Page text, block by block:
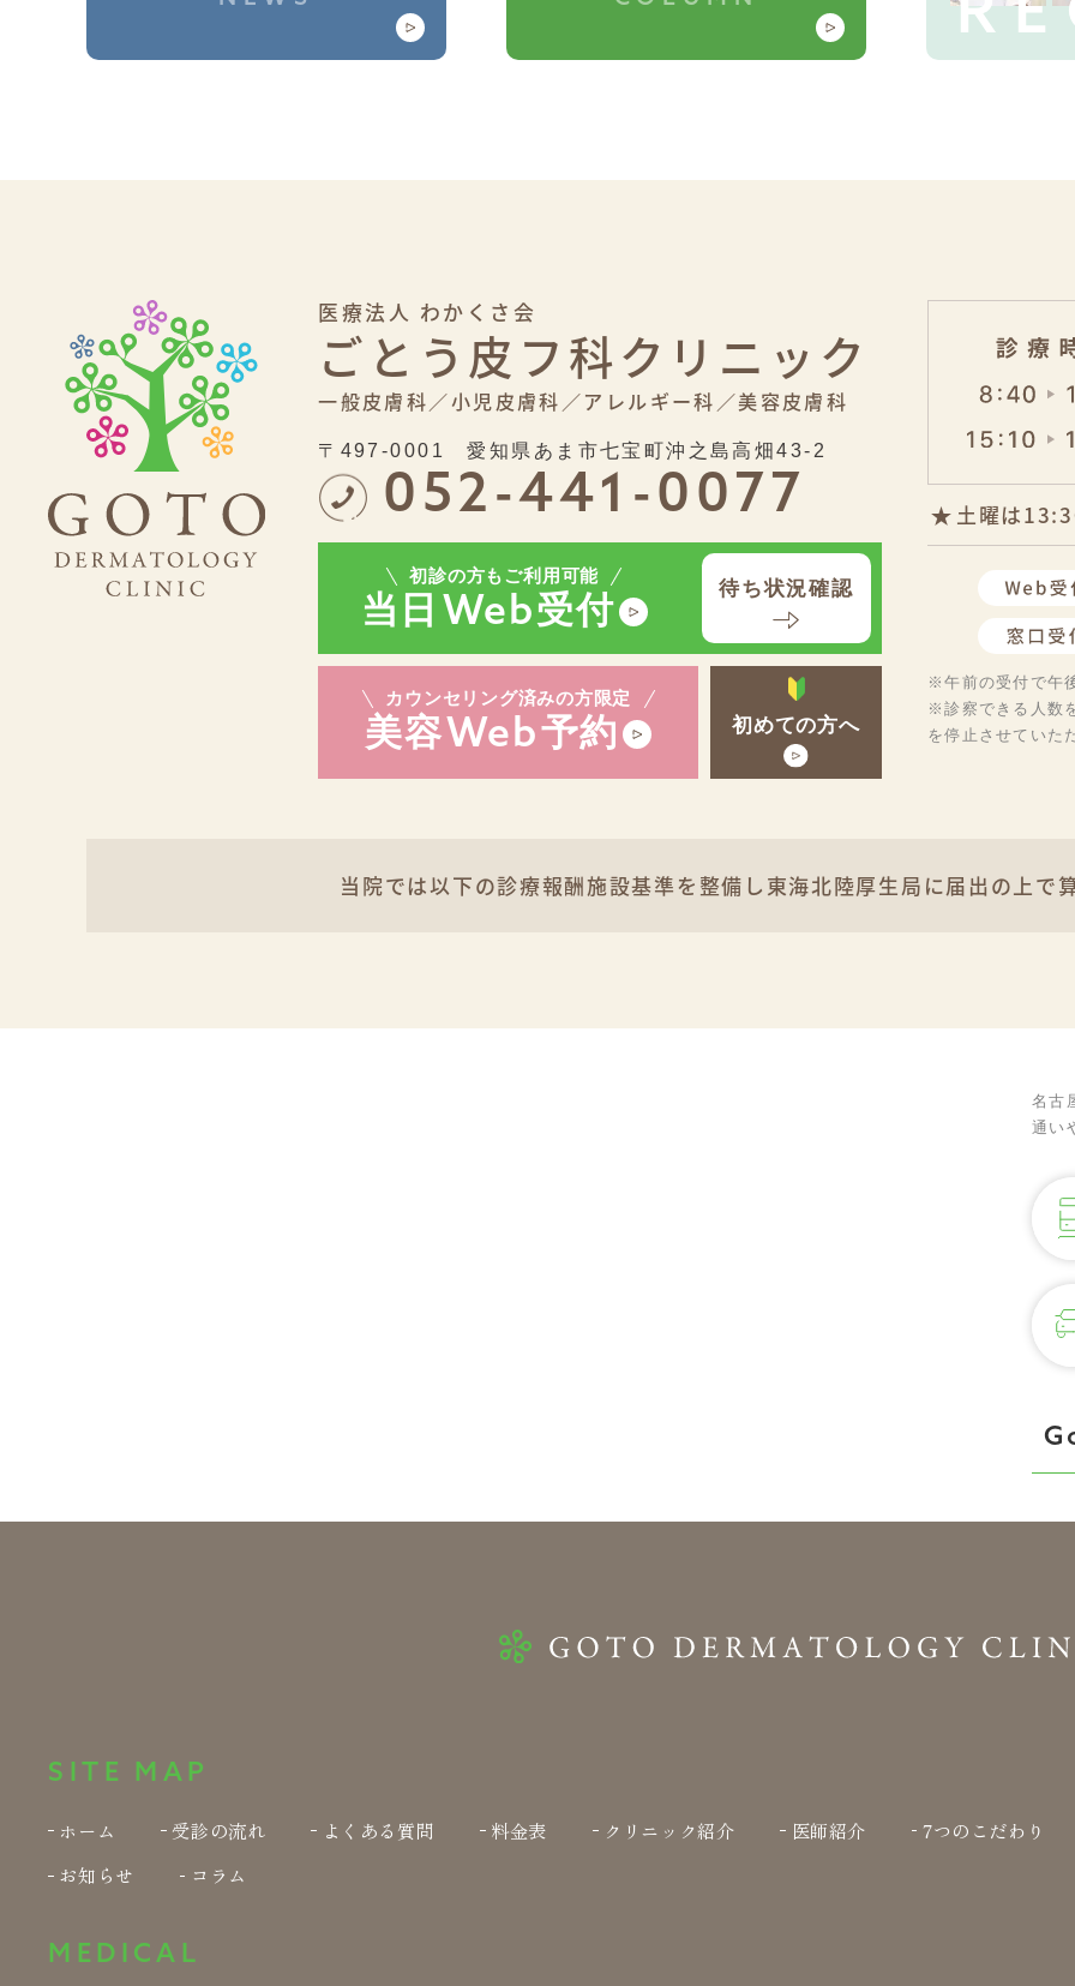
医療法人 わかくさ会
ごとう皮フ科クリニック
一般皮膚科／小児皮膚科／アレルギー科／美容皮膚科
〒497-0001愛知県あま市七宝町沖之島高畑43-2
052-441-0077
初診の方もご利用可能
当日 Web受付
待ち状況確認
カウンセリング済みの方限定
美容Web予約 初めての方へ
土曜は
※午前の受付で午
※診察できる人数
を停止させていた
当院では以下の診療報酬施設基準を整備し 東海北陸厚生局に届出の上で
名古
通い
SITE MAP
ホーム 受診の流れ よくある質問 料金表 クリニック紹介 医師紹介
7つのこだわり
お知らせ
コラム
MEDICAL